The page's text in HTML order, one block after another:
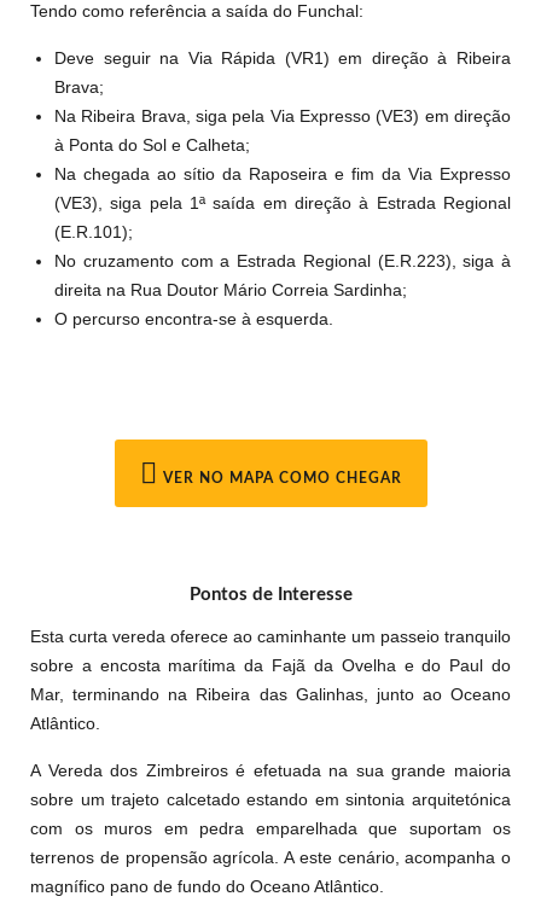
Tendo como referência a saída do Funchal:
Deve seguir na Via Rápida (VR1) em direção à Ribeira
Brava;
Na Ribeira Brava, siga pela Via Expresso (VE3) em direção
à Ponta do Sol e Calheta;
Na chegada ao sítio da Raposeira e fim da Via Expresso
(VE3), siga pela 1ª saída em direção à Estrada Regional
(E.R.101);
No cruzamento com a Estrada Regional (E.R.223), siga à
direita na Rua Doutor Mário Correia Sardinha;
O percurso encontra-se à esquerda.
VER NO MAPA COMO CHEGAR
Pontos de Interesse
Esta curta vereda oferece ao caminhante um passeio tranquilo
sobre a encosta marítima da Fajã da Ovelha e do Paul do
Mar, terminando na Ribeira das Galinhas, junto ao Oceano
Atlântico.
A Vereda dos Zimbreiros é efetuada na sua grande maioria
sobre um trajeto calcetado estando em sintonia arquitetónica
com os muros em pedra emparelhada que suportam os
terrenos de propensão agrícola. A este cenário, acompanha o
magnífico pano de fundo do Oceano Atlântico.